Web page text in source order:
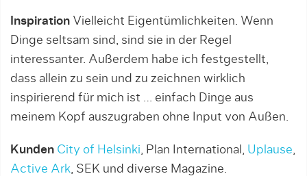
Inspiration Vielleicht Eigentümlichkeiten. Wenn
Dinge seltsam sind, sind sie in der Regel
interessanter. Außerdem habe ich festgestellt,
dass allein zu sein und zu zeichnen wirklich
inspirierend für mich ist … einfach Dinge aus
meinem Kopf auszugraben ohne Input von Außen.
Kunden City of Helsinki, Plan International, Uplause,
Active Ark, SEK und diverse Magazine.